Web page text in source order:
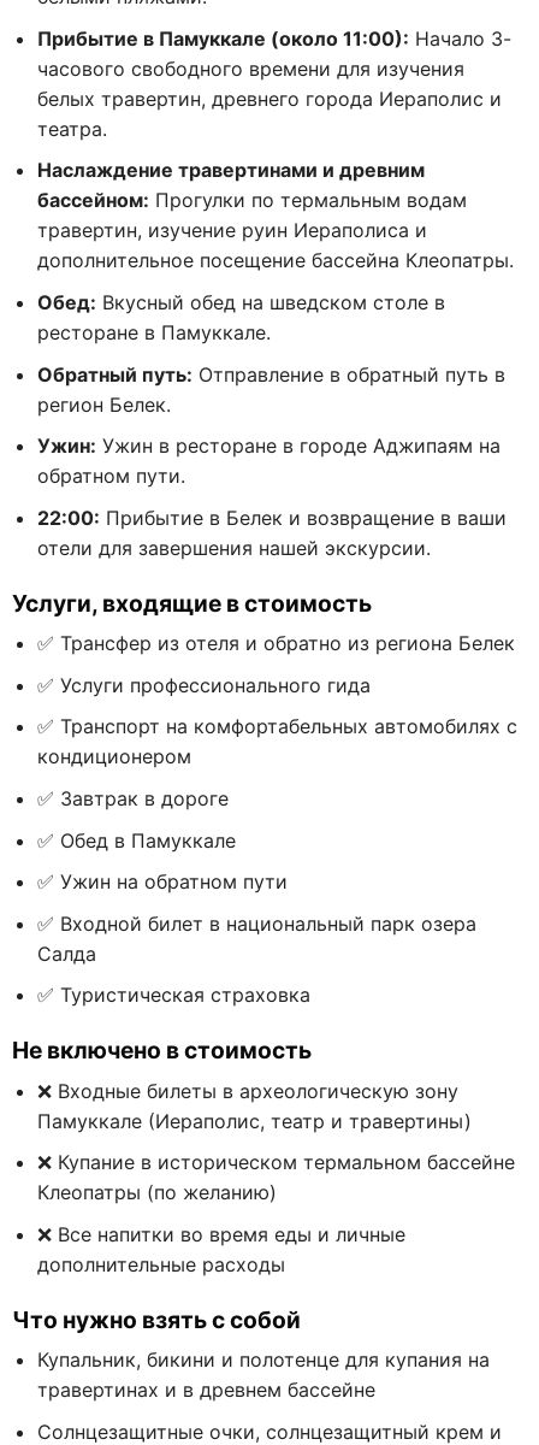
Прибытие в Памуккале (около 11:00): Начало 3-
часового свободного времени для изучения
белых травертин, древнего города Иераполис и
театра.
Наслаждение травертинами и древним
бассейном: Прогулки по термальным водам
травертин, изучение руин Иераполиса и
дополнительное посещение бассейна Клеопатры.
Обед: Вкусный обед на шведском столе в
ресторане в Памуккале.
Обратный путь: Отправление в обратный путь в
регион Белек.
Ужин: Ужин в ресторане в городе Аджипаям на
обратном пути.
22:00: Прибытие в Белек и возвращение в ваши
отели для завершения нашей экскурсии.
Услуги, входящие в стоимость
✅ Трансфер из отеля и обратно из региона Белек
✅ Услуги профессионального гида
✅ Транспорт на комфортабельных автомобилях с
кондиционером
✅ Завтрак в дороге
✅ Обед в Памуккале
✅ Ужин на обратном пути
✅ Входной билет в национальный парк озера
Салда
✅ Туристическая страховка
Не включено в стоимость
❌ Входные билеты в археологическую зону
Памуккале (Иераполис, театр и травертины)
❌ Купание в историческом термальном бассейне
Клеопатры (по желанию)
❌ Все напитки во время еды и личные
дополнительные расходы
Что нужно взять с собой
Купальник, бикини и полотенце для купания на
травертинах и в древнем бассейне
Солнцезащитные очки, солнцезащитный крем и